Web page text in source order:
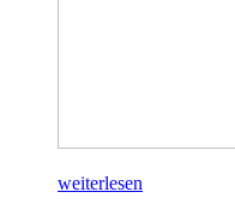
weiterlesen